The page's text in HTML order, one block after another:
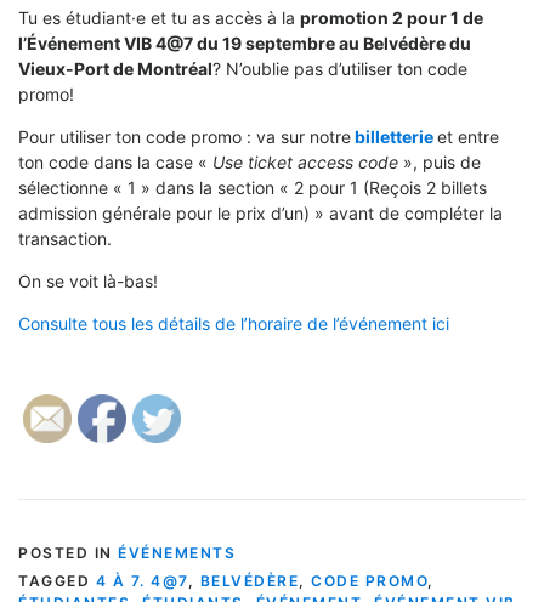
Tu es étudiant·e et tu as accès à la promotion 2 pour 1 de
l’Événement VIB 4@7 du 19 septembre au Belvédère du
Vieux-Port de Montréal? N’oublie pas d’utiliser ton code
promo!
Pour utiliser ton code promo : va sur notrebilletterieet entre
ton code dans la case « Use ticket access code », puis de
sélectionne « 1 » dans la section « 2 pour 1 (Reçois 2 billets
admission générale pour le prix d’un) » avant de compléter la
transaction.
On se voit là-bas!
Consulte tous les détails de l’horaire de l’événement ici
POSTED IN ÉVÉNEMENTS
TAGGED 4 À 7. 4@7, BELVÉDÈRE, CODE PROMO,